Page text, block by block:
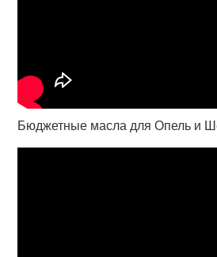
Бюджетные масла для Опель и